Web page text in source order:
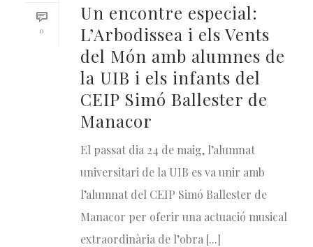
0
Un encontre especial:
L’Arbodissea i els Vents
del Món amb alumnes de
la UIB i els infants del
CEIP Simó Ballester de
Manacor
El passat dia 24 de maig, l’alumnat
universitari de la UIB es va unir amb
l’alumnat del CEIP Simó Ballester de
Manacor per oferir una actuació musical
extraordinària de l’obra [...]